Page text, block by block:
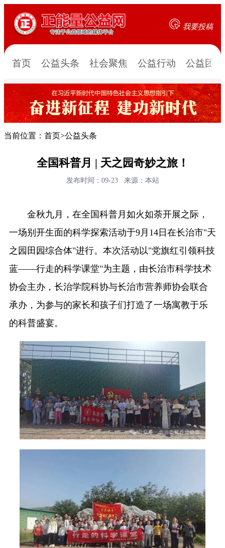
我要投稿
首页 公益头条 社会聚焦 公益行动 公益团队
当前位置： 首页>公益头条
全国科普月 | 天之园奇妙之旅！
发布时间：09-23 来源：本站
金秋九月，在全国科普月如火如荼开展之际，
一场别开生面的科学探索活动于9月14日在长治市"天
之园田园综合体"进行。本次活动以"党旗红引领科技
蓝——行走的科学课堂"为主题，由长治市科学技术
协会主办，长治学院科协与长治市营养师协会联合
承办，为参与的家长和孩子们打造了一场寓教于乐
的科普盛宴。